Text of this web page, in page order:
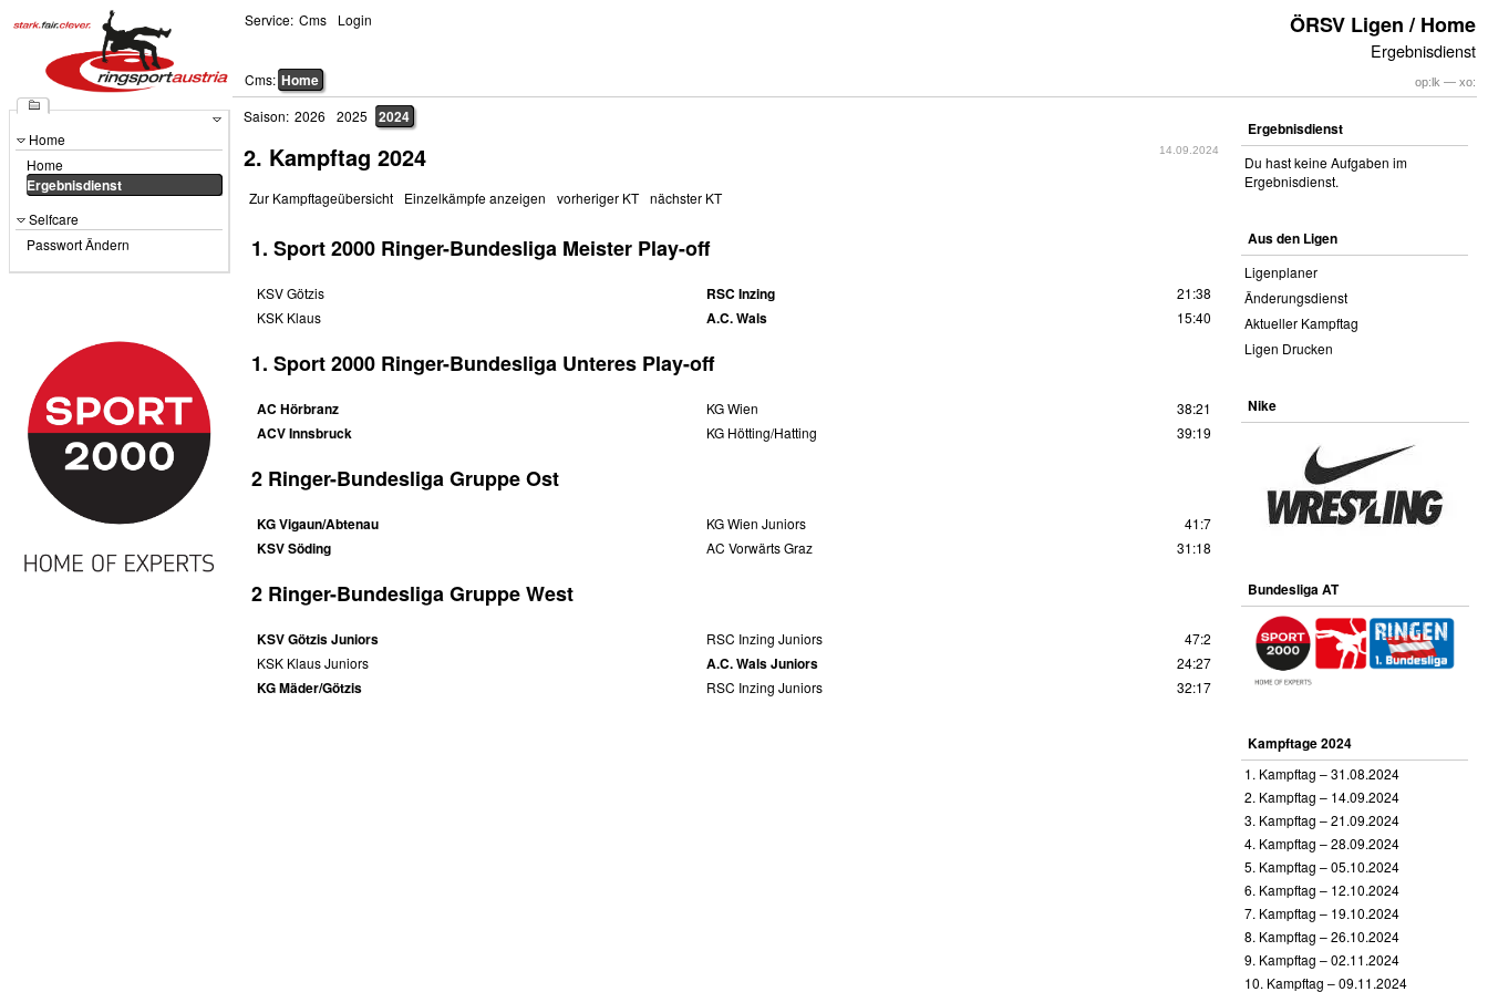
ÖRSV Ligen / Home
Ergebnisdienst
op:lk — xo:
Cms: Home
Service: Cms Login
Home
Home
Ergebnisdienst
Selfcare
Passwort Ändern
Saison: 2026 2025 2024
2. Kampftag 2024 14.09.2024
Zur Kampftageübersicht Einzelkämpfe anzeigen vorheriger KT nächster KT
1. Sport 2000 Ringer-Bundesliga Meister Play-off
KSV Götzis RSC Inzing
21:38
KSK Klaus
A.C. Wals 15:40
1. Sport 2000 Ringer-Bundesliga Unteres Play-off
AC Hörbranz KG Wien 38:21
ACV Innsbruck KG Hötting/Hatting 39:19
2 Ringer-Bundesliga Gruppe Ost
KG Vigaun/Abtenau KG Wien Juniors 41:7
KSV Söding AC Vorwärts Graz 31:18
2 Ringer-Bundesliga Gruppe West
KSV Götzis Juniors RSC Inzing Juniors
47:2
KSK Klaus Juniors
A.C. Wals Juniors 24:27
KG Mäder/Götzis RSC Inzing Juniors 32:17
Ergebnisdienst
Du hast keine Aufgaben im
Ergebnisdienst.
Aus den Ligen
Ligenplaner
Änderungsdienst
Aktueller Kampftag
Ligen Drucken
Nike
Bundesliga AT
Kampftage 2024
1. Kampftag – 31.08.2024
2. Kampftag – 14.09.2024
3. Kampftag – 21.09.2024
4. Kampftag – 28.09.2024
5. Kampftag – 05.10.2024
6. Kampftag – 12.10.2024
7. Kampftag – 19.10.2024
8. Kampftag – 26.10.2024
9. Kampftag – 02.11.2024
10. Kampftag – 09.11.2024